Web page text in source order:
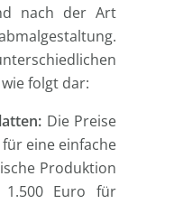
nach der Art
folgt dar:
Die Preise
eine einfache
Produktion
Euro für